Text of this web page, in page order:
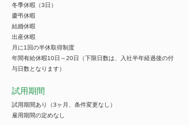
冬季休暇（3日）
慶弔休暇
結婚休暇
出産休暇
月に1回の半休取得制度
年間有給休暇10日～20日（下限日数は、入社半年経過後の付
与日数となります）
試用期間
試用期間あり（3ヶ月、条件変更なし）
雇用期間の定めなし